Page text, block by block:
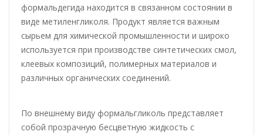
формальдегида находится в связанном состоянии в
виде метиленгликоля. Продукт является важным
сырьем для химической промышленности и широко
используется при производстве синтетических смол,
клеевых композиций, полимерных материалов и
различных органических соединений.
По внешнему виду формальгликоль представляет
собой прозрачную бесцветную жидкость с